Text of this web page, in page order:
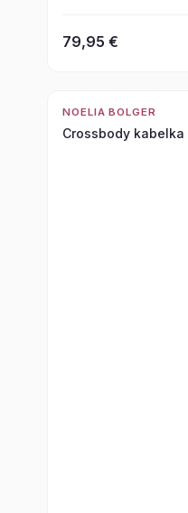
79,95 €
NOELIA BOLGER
Crossbody kabelka